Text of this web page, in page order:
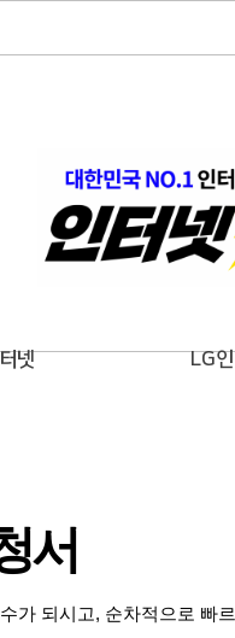
넷 LG
서
가 되시고, 순차적으로 빠